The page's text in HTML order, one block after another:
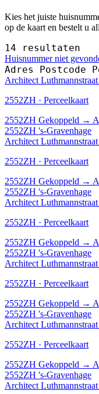
Kies het juiste
op de kaart en bestelt u
14 resultaten
Huisnummer niet
Adres Postcode
Architect
2552ZH · Perceelkaart
2552ZH Gekoppeld →
2552ZH 's-Gravenhage
Architect
2552ZH · Perceelkaart
2552ZH Gekoppeld →
2552ZH 's-Gravenhage
Architect
2552ZH · Perceelkaart
2552ZH Gekoppeld →
2552ZH 's-Gravenhage
Architect
2552ZH · Perceelkaart
2552ZH Gekoppeld →
2552ZH 's-Gravenhage
Architect
2552ZH · Perceelkaart
2552ZH Gekoppeld →
2552ZH 's-Gravenhage
Architect